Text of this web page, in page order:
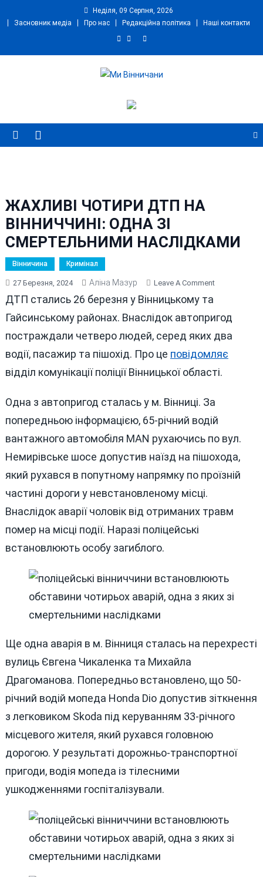
Неділя, 09 Серпня, 2026
Засновник медіа
Про нас Редакційна політика Наші контакти
ЖАХЛИВІ ЧОТИРИ ДТП НА
ВІННИЧЧИНІ: ОДНА ЗІ
СМЕРТЕЛЬНИМИ НАСЛІДКАМИ
Вінничина Кримінал
27 Березня, 2024 Аліна Мазур Leave A CommentOn
ДТП
НА
ЗІ
НАСЛІДКАМИ
ДТП стались 26 березня у Вінницькому та
Гайсинському районах. Внаслідок автопригод
постраждали четверо людей, серед яких два
водії, пасажир та пішохід. Про це повідомляє
відділ комунікації поліції Вінницької області.
Одна з автопригод сталась у м. Вінниці. За
попередньою інформацією, 65-річний водій
вантажного автомобіля MAN рухаючись по вул.
Немирівське шосе допустив наїзд на пішохода,
який рухався в попутному напрямку по проїзній
частині дороги у невстановленому місці.
Внаслідок аварії чоловік від отриманих травм
помер на місці події. Наразі поліцейські
встановлюють особу загиблого.
Ще одна аварія в м. Вінниця сталась на перехресті
вулиць Євгена Чикаленка та Михайла
Драгоманова. Попередньо встановлено, що 50-
річний водій мопеда Honda Dio допустив зіткнення
з легковиком Skoda під керуванням 33-річного
місцевого жителя, який рухався головною
дорогою. У результаті дорожньо-транспортної
пригоди, водія мопеда із тілесними
ушкодженнями госпіталізували.